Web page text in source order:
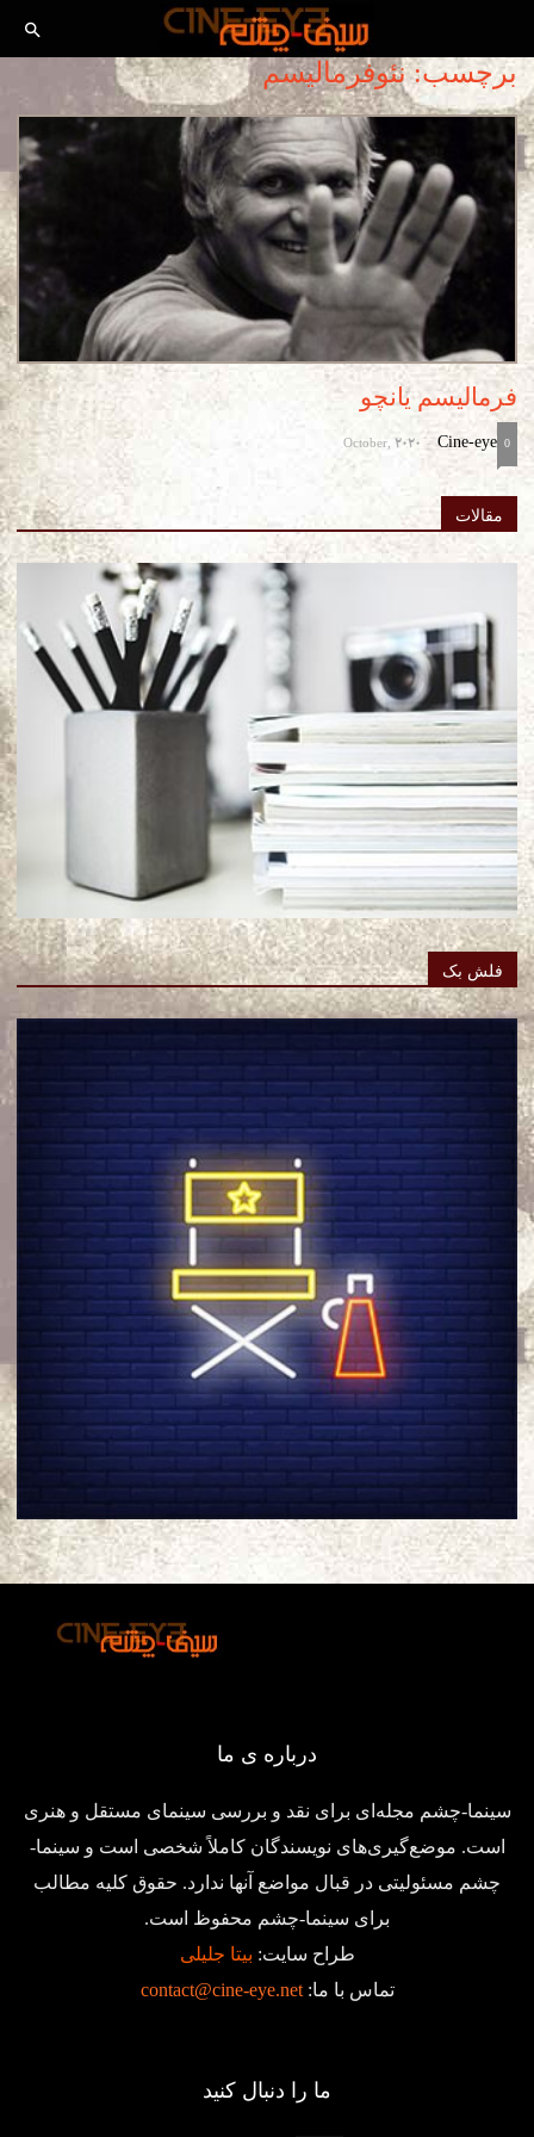
برچسب: نئوفرمالیسم
فرمالیسم یانچو
Cine-eye
-
October, 2020 0
مقالات
فلش بک
درباره ی ما
سینما-چشم مجله‌ای برای نقد و بررسی سینمای مستقل و هنری
است. موضع‌گیری‌های نویسندگان کاملاً شخصی است و سینما-
چشم مسئولیتی در قبال مواضع آنها ندارد. حقوق کلیه مطالب
برای سینما-چشم محفوظ است.
طراح سایت: بیتا جلیلی
تماس با ما:contact@cine-eye.net
ما را دنبال کنید